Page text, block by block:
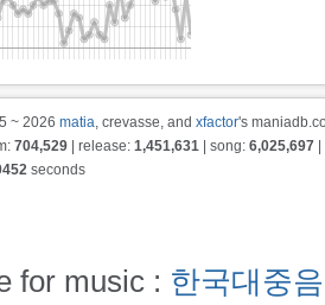
~ 2026 matia, crevasse, and xfactor's
704,529 | release: 1,451,631 | song: 6,025,697
seconds
for music : 한국대중